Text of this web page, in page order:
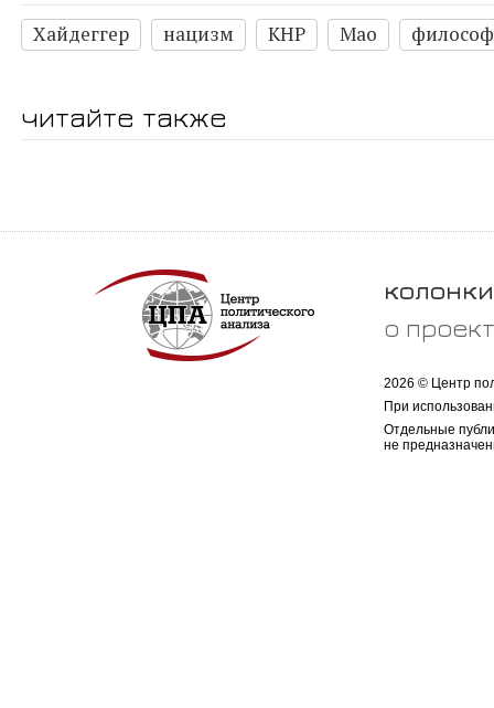
Хайдеггер нацизм КНР Мао
читайте также
колонки
о
2026 © Центр
При
Отдельные
не